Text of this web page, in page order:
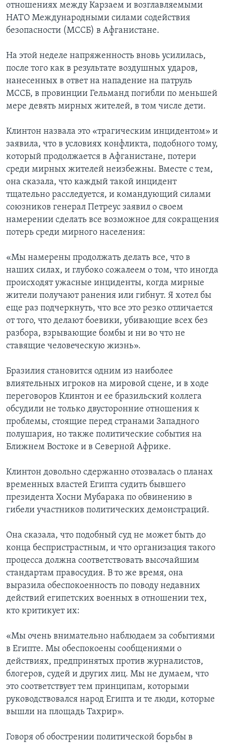
отношениях между Карзаем и возглавляемыми
НАТО Международными силами содействия
безопасности (МССБ) в Афганистане.
На этой неделе напряженность вновь усилилась,
после того как в результате воздушных ударов,
нанесенных в ответ на нападение на патруль
МССБ, в провинции Гельманд погибли по меньшей
мере девять мирных жителей, в том числе дети.
Клинтон назвала это «трагическим инцидентом» и
заявила, что в условиях конфликта, подобного тому,
который продолжается в Афганистане, потери
среди мирных жителей неизбежны. Вместе с тем,
она сказала, что каждый такой инцидент
тщательно расследуется, и командующий силами
союзников генерал Петреус заявил о своем
намерении сделать все возможное для сокращения
потерь среди мирного населения:
«Мы намерены продолжать делать все, что в
наших силах, и глубоко сожалеем о том, что иногда
происходят ужасные инциденты, когда мирные
жители получают ранения или гибнут. Я хотел бы
еще раз подчеркнуть, что все это резко отличается
от того, что делают боевики, убивающие всех без
разбора, взрывающие бомбы и ни во что не
ставящие человеческую жизнь».
Бразилия становится одним из наиболее
влиятельных игроков на мировой сцене, и в ходе
переговоров Клинтон и ее бразильский коллега
обсудили не только двусторонние отношения к
проблемы, стоящие перед странами Западного
полушария, но также политические события на
Ближнем Востоке и в Северной Африке.
Клинтон довольно сдержанно отозвалась о планах
временных властей Египта судить бывшего
президента Хосни Мубарака по обвинению в
гибели участников политических демонстраций.
Она сказала, что подобный суд не может быть до
конца беспристрастным, и что организация такого
процесса должна соответствовать высочайшим
стандартам правосудия. В то же время, она
выразила обеспокоенность по поводу недавних
действий египетских военных в отношении тех,
кто критикует их:
«Мы очень внимательно наблюдаем за событиями
в Египте. Мы обеспокоены сообщениями о
действиях, предпринятых против журналистов,
блогеров, судей и других лиц. Мы не думаем, что
это соответствует тем принципам, которыми
руководствовался народ Египта и те люди, которые
вышли на площадь Тахрир».
Говоря об обострении политической борьбы в